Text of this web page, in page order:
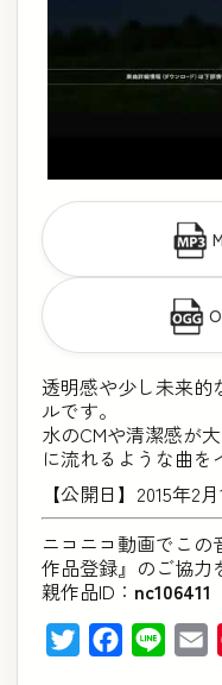
透明感や少し未来的
ルです。
水のCMや清潔感が
に流れるような曲を
【公開日】2015年2月
ニコニコ動画でこ
作品登録』のご協力
親作品ID： nc106411
TwitterFacebook
Line